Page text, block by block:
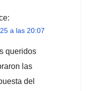
a las 20:07
queridos
las
del